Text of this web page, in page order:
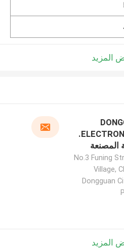
المزيد
ELECTRONICS CO.,LTD.
المصنعة
No.3 Funing
Village,
Dongguan
المزيد